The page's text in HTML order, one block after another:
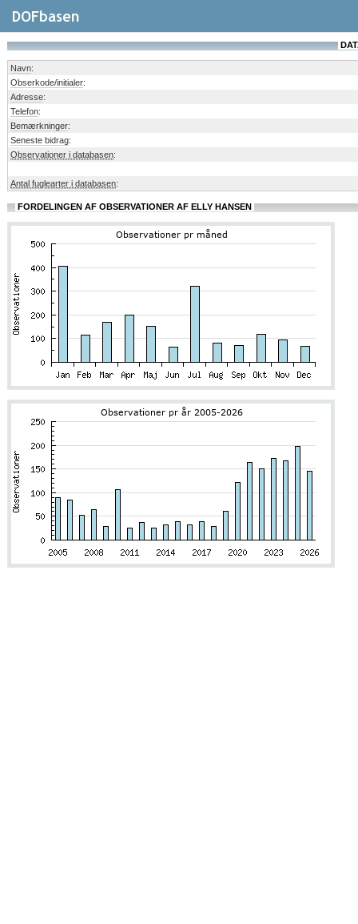
Navn:
Obserkode/initialer:
Adresse:
Telefon:
Bemærkninger:
Seneste bidrag:
Observationer i databasen:
Antal fuglearter i databasen:
FORDELINGEN AF OBSERVATIONER AF ELLY HANSEN